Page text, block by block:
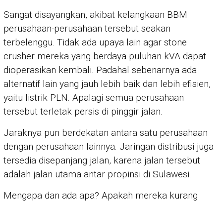
Sangat disayangkan, akibat kelangkaan BBM
perusahaan-perusahaan tersebut seakan
terbelenggu. Tidak ada upaya lain agar stone
crusher mereka yang berdaya puluhan kVA dapat
dioperasikan kembali. Padahal sebenarnya ada
alternatif lain yang jauh lebih baik dan lebih efisien,
yaitu listrik PLN. Apalagi semua perusahaan
tersebut terletak persis di pinggir jalan.
Jaraknya pun berdekatan antara satu perusahaan
dengan perusahaan lainnya. Jaringan distribusi juga
tersedia disepanjang jalan, karena jalan tersebut
adalah jalan utama antar propinsi di Sulawesi.
Mengapa dan ada apa? Apakah mereka kurang